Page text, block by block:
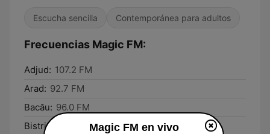
Escucha sencilla Contemporánea para adultos
Frecuencias Magic FM:
Adjud: 107.2 FM
Arad: 92.7 FM
Bacău: 96.0 FM
Bistriţa:
99.3 FMMagic FM en vivo